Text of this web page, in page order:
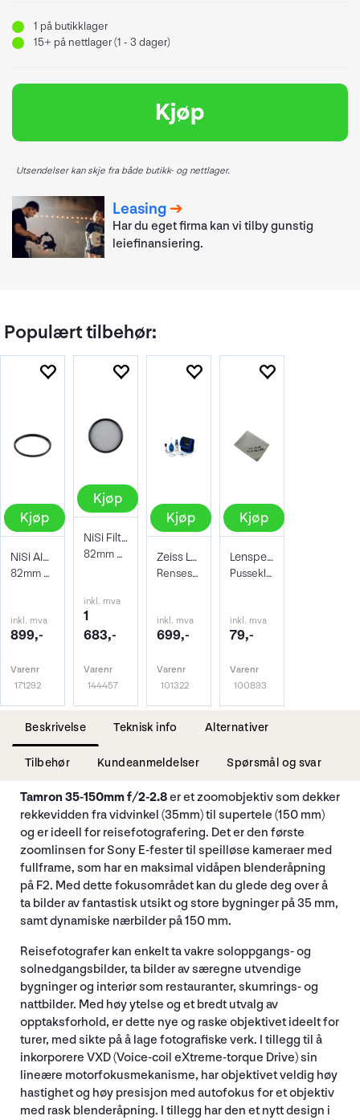
1 på butikklager
15+ på nettlager (1 - 3 dager)
Kjøp
Utsendelser kan skje fra både butikk- og nettlager.
Leasing
Har du eget firma kan vi tilby gunstig
leiefinansiering.
Populært tilbehør:
Kjøp
NiSi AIR Protector Filter 82mm
82mm Beskyttelsesfilter
inkl. mva
899,-
Varenr
171292
Kjøp
NiSi Filter Circ Polarizer True Color 82
82mm Pro Nano Pola Filter
inkl. mva
1
683,-
Varenr
144457
Kjøp
Zeiss Lens Cleaning Kit
Rensesett for objektiv og kamera
inkl. mva
699,-
Varenr
101322
Kjøp
Lenspen Photo Microklear Cloth
Pusseklut i microfiber
inkl. mva
79,-
Varenr
100893
Beskrivelse Teknisk info Alternativer
Tilbehør Kundeanmeldelser Spørsmål og svar
Tamron 35-150mm f/2-2.8er et zoomobjektiv som dekker
rekkevidden fra vidvinkel (35mm) til supertele (150 mm)
og er ideell for reisefotografering. Det er den første
zoomlinsen for Sony E-fester til speilløse kameraer med
fullframe, som har en maksimal vidåpen blenderåpning
på F2. Med dette fokusområdet kan du glede deg over å
ta bilder av fantastisk utsikt og store bygninger på 35 mm,
samt dynamiske nærbilder på 150 mm.
Reisefotografer kan enkelt ta vakre soloppgangs- og
solnedgangsbilder, ta bilder av særegne utvendige
bygninger og interiør som restauranter, skumrings- og
nattbilder. Med høy ytelse og et bredt utvalg av
opptaksforhold, er dette nye og raske objektivet ideelt for
turer, med sikte på å lage fotografiske verk. I tillegg til å
inkorporere VXD (Voice-coil eXtreme-torque Drive) sin
lineære motorfokusmekanisme, har objektivet veldig høy
hastighet og høy presisjon med autofokus for et objektiv
med rask blenderåpning. I tillegg har den et nytt design i